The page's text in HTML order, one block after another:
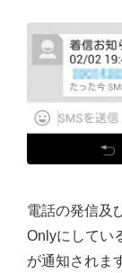
電話の発信及
Onlyにしてい
が通知されま